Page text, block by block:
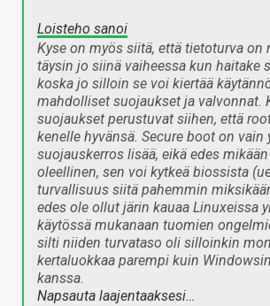
Loisteho sanoi
Kyse on myös siitä, että tietoturva on
täysin jo siinä vaiheessa kun haitake
koska jo silloin se voi kiertää
mahdolliset suojaukset ja valvonnat.
suojaukset perustuvat siihen, että
kenelle hyvänsä. Secure boot on vain
suojauskerros lisää, eikä edes
oleellinen, sen voi kytkeä biossista
turvallisuus siitä pahemmin
edes ole ollut järin kauaa Linuxeissa
käytössä mukanaan tuomien
silti niiden turvataso oli silloinkin
kertaluokkaa parempi kuin
kanssa.
Napsauta laajentaaksesi…